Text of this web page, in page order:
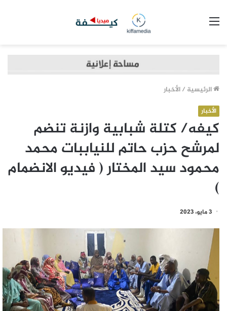
الرئيسية /الأخبار
الأخبار
كيفه/ كتلة شبابية وازنة تنضم
لمرشح حزب حاتم للنياببات محمد
محمود سيد المختار ( فيديو الانضمام
)
3 مايو، 2023